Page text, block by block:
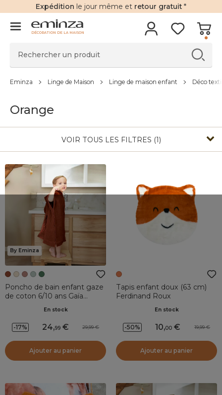
Expédition le jour même et retour gratuit *
DÉCORATION DE LA MAISON
Eminza Linge de Maison Linge de maison enfant Déco
Orange
VOIR TOUS LES FILTRES (1)
By Eminza
Poncho de bain enfant gaze
de coton 6/10 ans Gaïa
En stock
-17% 24,99 29,99
Ajouter au panier
Tapis enfant doux (63 cm)
Ferdinand Roux
En stock
-50% 10,00 19,99
Ajouter au panier